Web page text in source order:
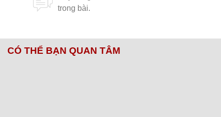
CÓ THỂ BẠN QUAN TÂM